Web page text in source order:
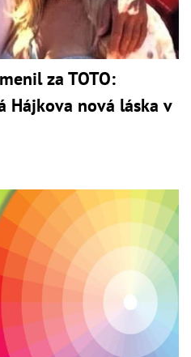
za TOTO:
Hájkova nová láska v